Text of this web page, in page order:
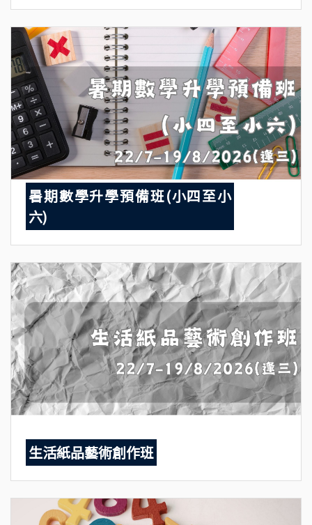
暑期數學升學預備班(小四至小
六)
生活紙品藝術創作班